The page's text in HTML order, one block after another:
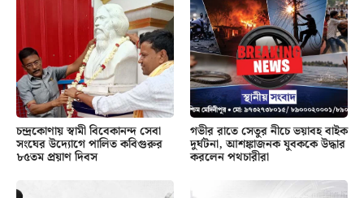
চন্দ্রকোণায় স্বামী বিবেকানন্দ সেবা
সংঘের উদ্যোগে পালিত কবিগুরুর
৮৫তম প্রয়াণ দিবস
গভীর রাতে সেতুর নীচে ভয়াবহ বাইক
দুর্ঘটনা, আশঙ্কাজনক যুবককে উদ্ধার
করলেন পথচারীরা